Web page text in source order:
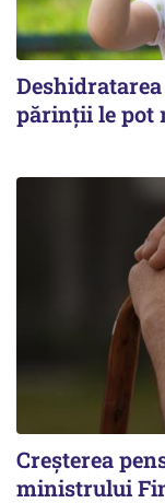
părinții le pot
Creșterea
ministrului